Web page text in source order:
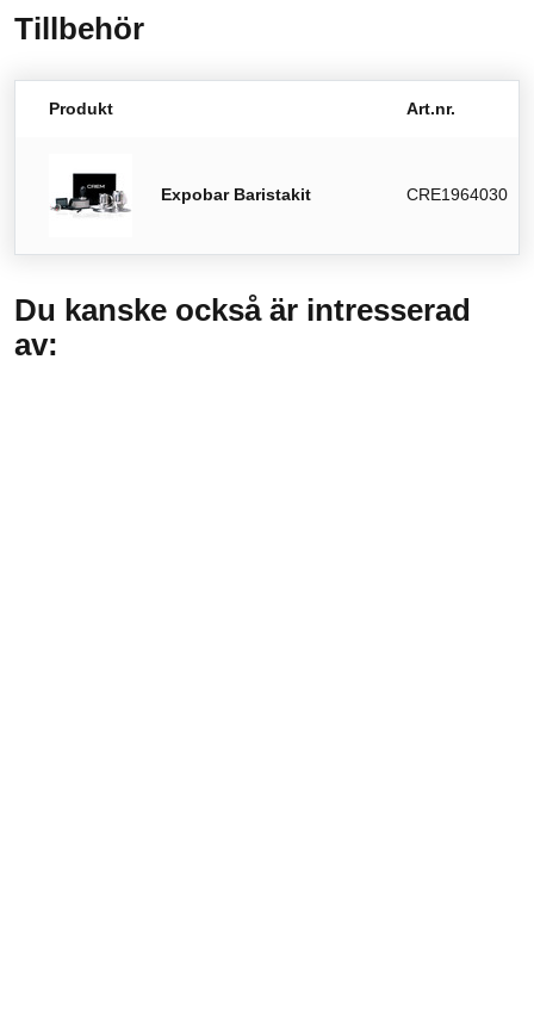
Tillbehör
Produkt Art.nr.
Expobar Baristakit CRE1964030
Du kanske också är intresserad
av: